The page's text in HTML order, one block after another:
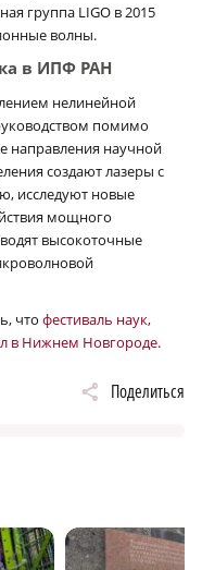
группа LIGO в 2015
волны.
в ИПФ РАН
нелинейной
помимо
направления научной
создают лазеры с
исследуют новые
мощного
высокоточные
что фестиваль наук,
в Нижнем Новгороде.
Поделиться